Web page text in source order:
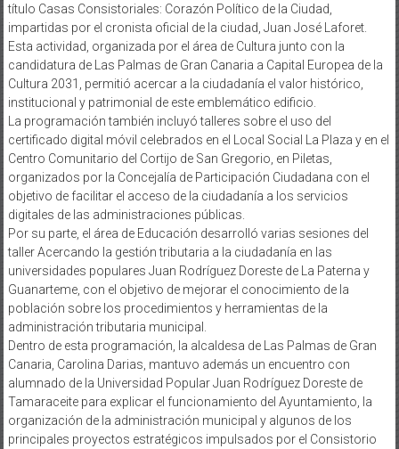
título Casas Consistoriales: Corazón Político de la Ciudad,
impartidas por el cronista oficial de la ciudad, Juan José Laforet.
Esta actividad, organizada por el área de Cultura junto con la
candidatura de Las Palmas de Gran Canaria a Capital Europea de la
Cultura 2031, permitió acercar a la ciudadanía el valor histórico,
institucional y patrimonial de este emblemático edificio.
La programación también incluyó talleres sobre el uso del
certificado digital móvil celebrados en el Local Social La Plaza y en el
Centro Comunitario del Cortijo de San Gregorio, en Piletas,
organizados por la Concejalía de Participación Ciudadana con el
objetivo de facilitar el acceso de la ciudadanía a los servicios
digitales de las administraciones públicas.
Por su parte, el área de Educación desarrolló varias sesiones del
taller Acercando la gestión tributaria a la ciudadanía en las
universidades populares Juan Rodríguez Doreste de La Paterna y
Guanarteme, con el objetivo de mejorar el conocimiento de la
población sobre los procedimientos y herramientas de la
administración tributaria municipal.
Dentro de esta programación, la alcaldesa de Las Palmas de Gran
Canaria, Carolina Darias, mantuvo además un encuentro con
alumnado de la Universidad Popular Juan Rodríguez Doreste de
Tamaraceite para explicar el funcionamiento del Ayuntamiento, la
organización de la administración municipal y algunos de los
principales proyectos estratégicos impulsados por el Consistorio